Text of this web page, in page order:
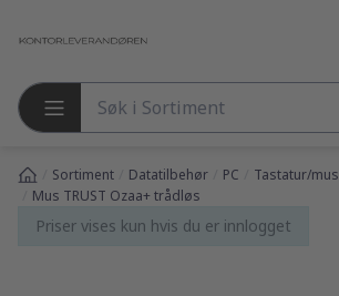
Søk etter produkter
Sortiment Datatilbehør PC Tastatur/mus
Mus TRUST Ozaa+ trådløs
Priser vises kun hvis du er innlogget